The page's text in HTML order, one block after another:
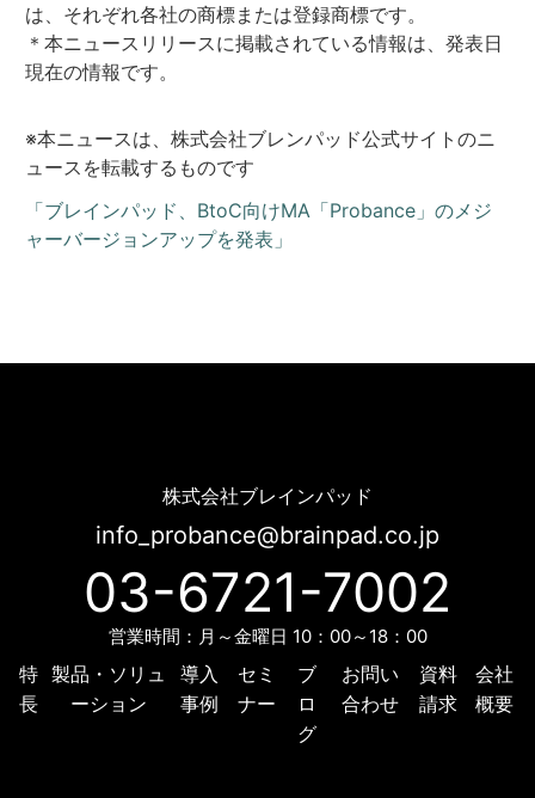
は、それぞれ各社の商標または登録商標です。
＊本ニュースリリースに掲載されている情報は、発表日
現在の情報です。
※本ニュースは、株式会社ブレンパッド公式サイトのニ
ュースを転載するものです
「ブレインパッド、BtoC向けMA「Probance」のメジ
ャーバージョンアップを発表」
株式会社ブレインパッド
info_probance@brainpad.co.jp
03-6721-7002
営業時間：月～金曜日 10：00～18：00
特
長
製品・ソリュ
ーション
導入
事例
セミ
ナー
ブ
ロ
グ
お問い
合わせ
資料
請求
会社
概要